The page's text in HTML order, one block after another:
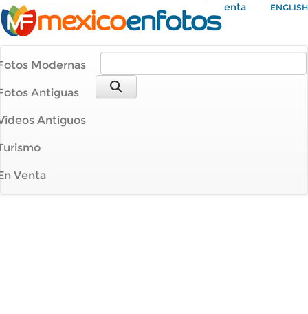
Mi Cuenta ENGLISH
Modernas
Antiguas
Antiguos
Venta